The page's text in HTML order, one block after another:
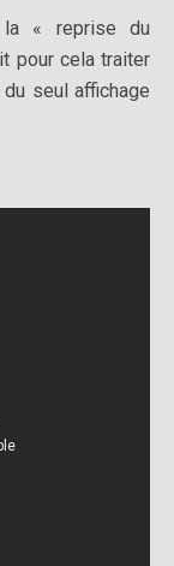
la « reprise du
pour cela traiter
seul affichage